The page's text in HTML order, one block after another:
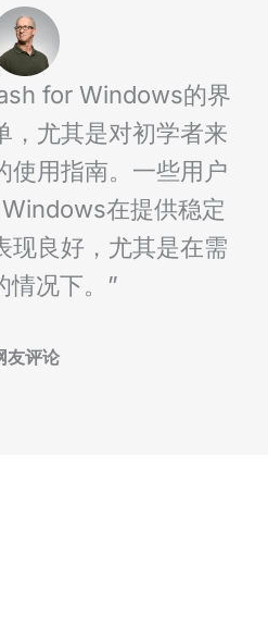
for Windows的界
，尤其是对初学者来
使用指南。一些用户
在提供稳定
现良好，尤其是在需
情况下​。”
友评论